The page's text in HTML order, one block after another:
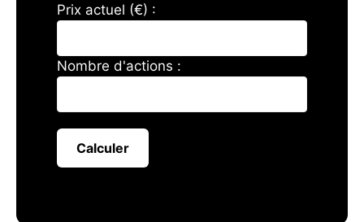
Prix actuel (€) :
Nombre d'actions :
Calculer